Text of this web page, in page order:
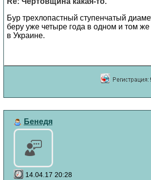
Бур трехлопастный ступенчатый
беру уже четыре года в одном и том
в Украине.
Бенедя
14.04.17 20:28